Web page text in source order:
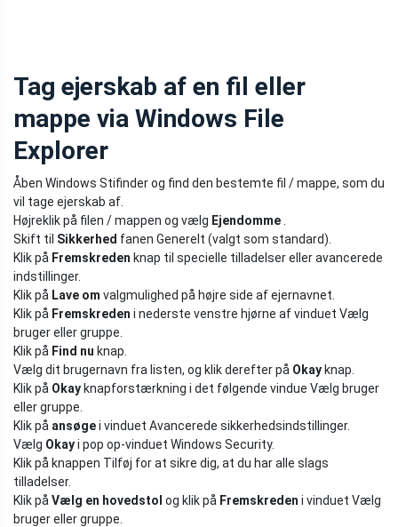
Tag ejerskab af en fil eller
mappe via Windows File
Explorer
Åben Windows Stifinder og find den bestemte fil / mappe, som du
vil tage ejerskab af.
Højreklik på filen / mappen og vælg Ejendomme
Skift til Sikkerhed fanen Generelt (valgt som standard).
Klik på Fremskreden knap til specielle tilladelser eller avancerede
indstillinger.
Klik på Lave om valgmulighed på højre side af ejernavnet.
Klik på Fremskreden i nederste venstre hjørne af vinduet Vælg
bruger eller gruppe.
Klik på Find nu knap.
Vælg dit brugernavn fra listen, og klik derefter på Okay knap.
Klik på Okay knapforstærkning i det følgende vindue Vælg bruger
eller gruppe.
Klik på ansøgei vinduet Avancerede sikkerhedsindstillinger.
Vælg Okayi pop op-vinduet Windows Security.
Klik på knappen Tilføj for at sikre dig, at du har alle slags
tilladelser.
Klik på Vælg en hovedstol og klik på Fremskreden i vinduet Vælg
bruger eller gruppe.